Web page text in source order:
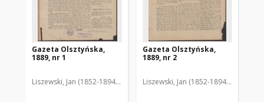
Gazeta Olsztyńska,
1889, nr 1
Liszewski, Jan (1852-1894). Red.
Gazeta Olsztyńska,
1889, nr 2
Liszewski, Jan (1852-1894). Red.